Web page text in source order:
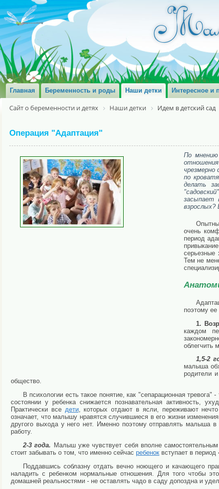
Главная Беременность и роды Наши детки Интересное и
Сайт о беременности и детях Наши детки Идем в детский сад
Операция "Адаптация"
По мнению
по
делать
засыпает
взрослых?
очень
период
серьезные
Тем не
поэтому ее
1.
каждом
облегчить
1,5-2
малыша
родители
общество.
В психологии есть такое понятие, как "сепарационная
состоянии у ребенка снижается познавательная активность,
Практически все дети, которых отдают в ясли, переживают
означает, что малышу нравятся случившиеся в его жизни
другого выхода у него нет. Именно поэтому отправлять малыша
работу.
2-3 года. Малыш уже чувствует себя вполне
стоит забывать о том, что именно сейчас ребенок вступает в период
Поддавшись соблазну отдать вечно ноющего и качающего
наладить с ребенком нормальные отношения. Для того чтобы
домашней реальностями - не оставлять чадо в саду допоздна и